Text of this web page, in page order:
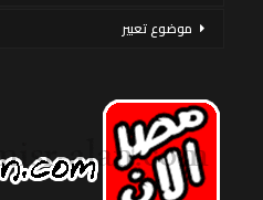
موضوع تعبير